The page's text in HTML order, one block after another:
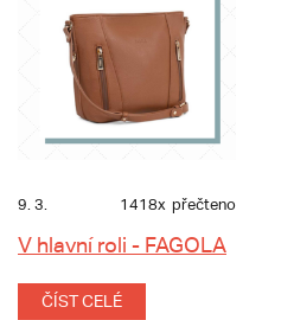
9. 3. 1418x přečteno
V hlavní roli - FAGOLA
ČÍST CELÉ